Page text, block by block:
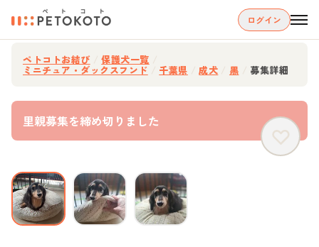
ログイン
ペトコトお結び 保護犬一覧
ミニチュア・ダックスフンド 千葉県 成犬 黒 募集詳細
里親募集を締め切りました